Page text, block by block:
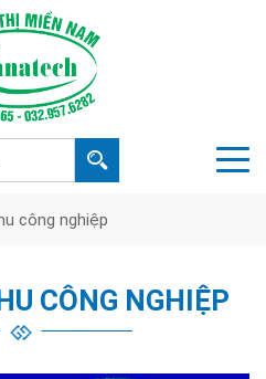
công nghiệp
CÔNG NGHIỆP